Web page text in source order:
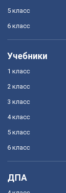
5 класс
6 класс
Учебники
1 класс
2 класс
3 класс
4 класс
5 класс
6 класс
ДПА